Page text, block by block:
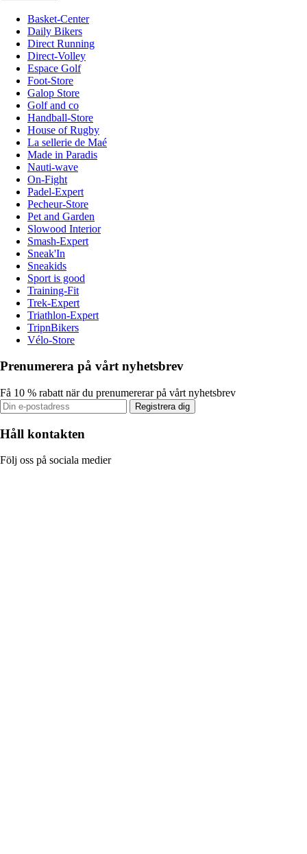
Basket-Center
Daily Bikers
Direct Running
Direct-Volley
Espace Golf
Foot-Store
Galop Store
Golf and co
Handball-Store
House of Rugby
La sellerie de Maé
Made in Paradis
Nauti-wave
On-Fight
Padel-Expert
Pecheur-Store
Pet and Garden
Slowood Interior
Smash-Expert
Sneak'In
Sneakids
Sport is good
Training-Fit
Trek-Expert
Triathlon-Expert
TripnBikers
Vélo-Store
Prenumerera på vårt nyhetsbrev
Få 10 % rabatt när du prenumererar på vårt nyhetsbrev
Registrera dig
Håll kontakten
Följ oss på sociala medier